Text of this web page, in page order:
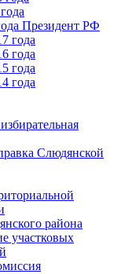
Президент РФ
года
года
года
года
Слюдянской
района
участковых